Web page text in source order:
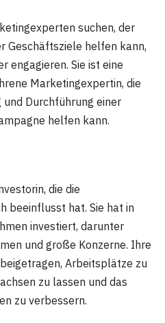
suchen, der
Geschäftsziele helfen kann,
engagieren. Sie ist eine
Marketingexpertin, die
Durchführung einer
helfen kann.
die die
beeinflusst hat. Sie hat in
investiert, darunter
und große Konzerne. Ihre
Arbeitsplätze zu
zu lassen und das
zu verbessern.